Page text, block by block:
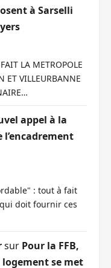
à Sarselli
LA METROPOLE
ET VILLEURBANNE
appel à la
: tout à fait
doit fournir ces
sur Pour la FFB,
se met